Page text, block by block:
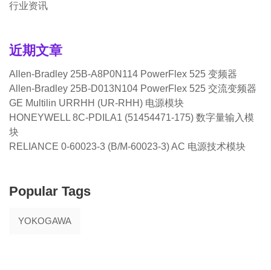
行业资讯
近期文章
Allen-Bradley 25B-A8P0N114 PowerFlex 525 变频器
Allen-Bradley 25B-D013N104 PowerFlex 525 交流变频器
GE Multilin URRHH (UR-RHH) 电源模块
HONEYWELL 8C-PDILA1 (51454471-175) 数字量输入模
块
RELIANCE 0-60023-3 (B/M-60023-3) AC 电源技术模块
Popular Tags
YOKOGAWA